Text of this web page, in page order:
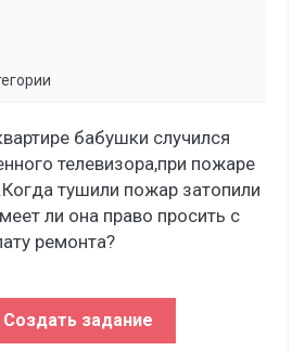
бабушки случился
телевизора,при пожаре
тушили пожар затопили
ли она право просить с
ремонта?
Создать задание